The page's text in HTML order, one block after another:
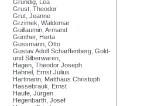
Grundig, Lea
Grust, Theodor
Grut, Jeanne
Grzimek, Waldemar
Guillaumin, Armand
Günther, Herta
Gussmann, Otto
Gustav Adolf Scharffenberg, Gold-
und Silberwaren,
Hagen, Theodor Joseph
Hähnel, Ernst Julius
Hartmann, Matthäus Christoph
Hassebrauk, Ernst
Haufe, Jürgen
Hegenbarth, Josef